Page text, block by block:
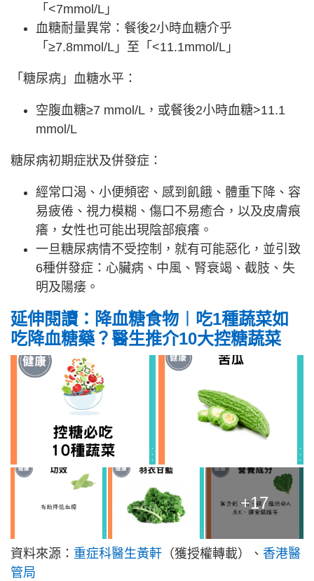
「<7mmol/L」
血糖耐量異常：餐後2小時血糖介乎
「≥7.8mmol/L」至「<11.1mmol/L」
「糖尿病」血糖水平：
空腹血糖≥7 mmol/L，或餐後2小時血糖>11.1
mmol/L
糖尿病初期症狀及併發症：
經常口渴、小便頻密、感到飢餓、體重下降、容
易疲倦、視力模糊、傷口不易癒合，以及皮膚痕
癢，女性也可能出現陰部痕癢。
一旦糖尿病情不受控制，就有可能惡化，並引致
6種併發症：心臟病、中風、腎衰竭、截肢、失
明及陽痿。
延伸閱讀：降血糖食物︱吃1種蔬菜如
吃降血糖藥？醫生推介10大控糖蔬菜
+17
資料來源： 重症科醫生黃軒 （獲授權轉載）、 香港醫
管局